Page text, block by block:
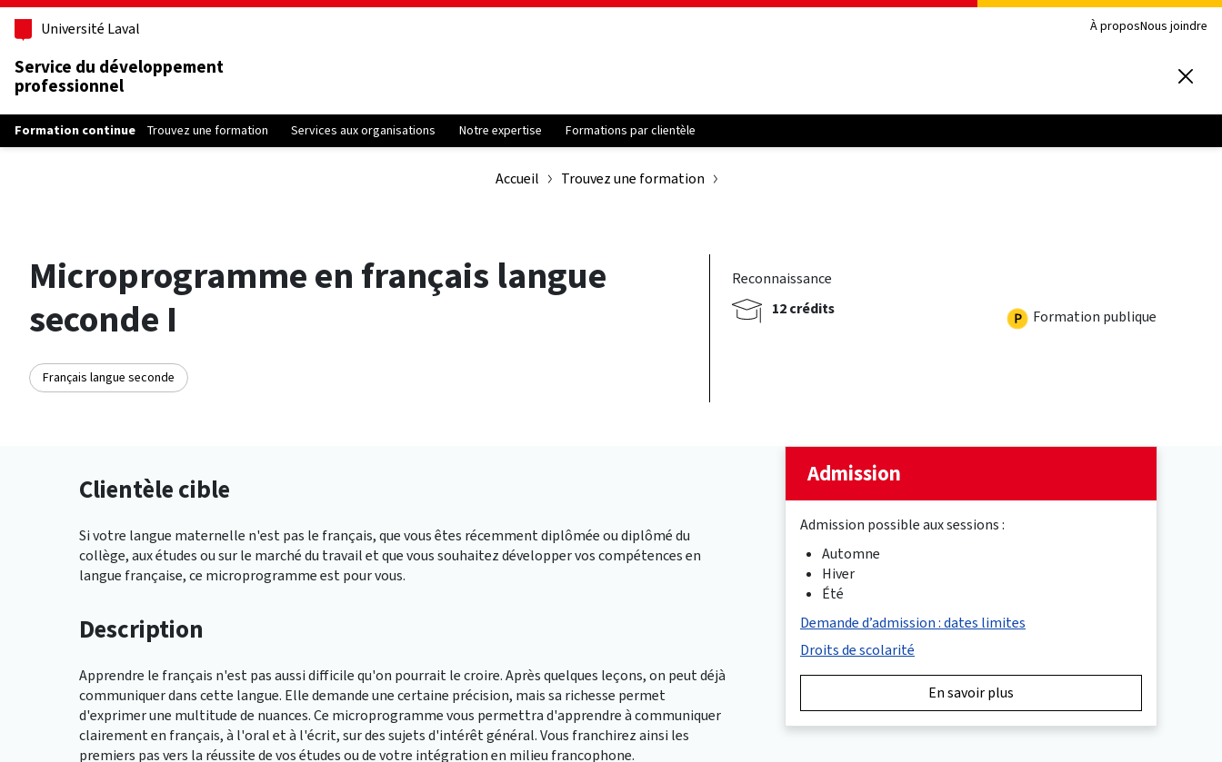
Aller au contenu principal
Université Laval
À proposNous joindre
Service du développement
professionnel
Formation continue Trouvez une formation Services aux organisations Notre expertise Formations par clientèle
Accueil Trouvez une formation
Microprogramme en français langue
seconde I
Français langue seconde
Reconnaissance
12 crédits
Formation publique
Clientèle cible
Si votre langue maternelle n'est pas le français, que vous êtes récemment diplômée ou diplômé du
collège, aux études ou sur le marché du travail et que vous souhaitez développer vos compétences en
langue française, ce microprogramme est pour vous.
Description
Apprendre le français n'est pas aussi difficile qu'on pourrait le croire. Après quelques leçons, on peut déjà
communiquer dans cette langue. Elle demande une certaine précision, mais sa richesse permet
d'exprimer une multitude de nuances. Ce microprogramme vous permettra d'apprendre à communiquer
clairement en français, à l'oral et à l'écrit, sur des sujets d'intérêt général. Vous franchirez ainsi les
premiers pas vers la réussite de vos études ou de votre intégration en milieu francophone.
Admission
Admission possible aux sessions :
Automne
Hiver
Été
Demande d’admission : dates limites
Droits de scolarité
En savoir plus